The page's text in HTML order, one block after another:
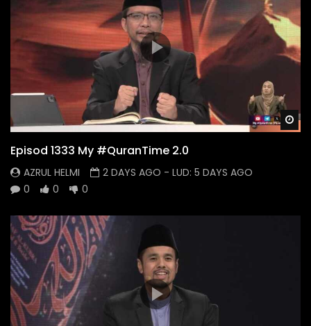
Episod 1333 My #QuranTime 2.0
AZRUL HELMI 2 DAYS AGO - LUD: 5 DAYS AGO
0
0 0